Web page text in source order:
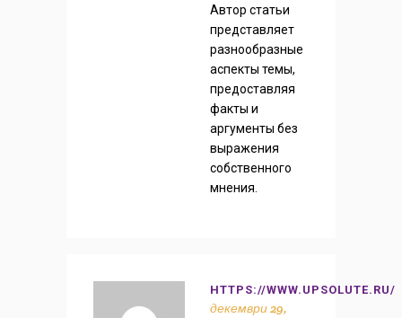
Автор статьи
представляет
разнообразные
аспекты темы,
предоставляя
факты и
аргументы без
выражения
собственного
мнения.
HTTPS://WWW.UPSOLUTE.RU/
декември 29,